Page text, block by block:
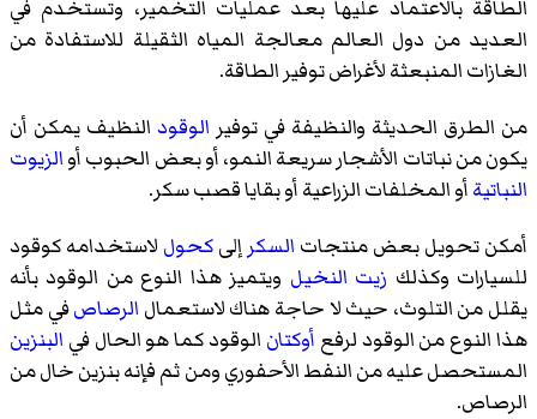
الطاقة بالاعتماد عليها بعد عمليات التخمير، وتستخدم في
العديد من دول العالم معالجة المياه الثقيلة للاستفادة من
الغازات المنبعثة لأغراض توفير الطاقة.
من الطرق الحديثة والنظيفة في توفير الوقود النظيف يمكن أن
يكون من نباتات الأشجار سريعة النمو، أو بعض الحبوب أوالزيوت
النباتيةأو المخلفات الزراعية أو بقاياقصب سكر.
أمكن تحويل بعض منتجات السكر إلىكحول لاستخدامه كوقود
للسيارات وكذلك زيت النخيل ويتميز هذا النوع من الوقود بأنه
يقلل من التلوث، حيث لا حاجة هناك لاستعمال الرصاصفي مثل
هذا النوع من الوقود لرفع أوكتان الوقود كما هو الحال في البنزين
المستحصل عليه من النفط الأحفوري ومن ثم فإنهبنزين خال من
الرصاص.